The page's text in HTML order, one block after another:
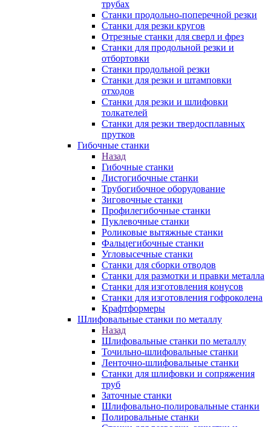
трубаx
Станки продольно-поперечной резки
Станки для резки кругов
Отрезные станки для сверл и фрез
Станки для продольной резки и
отбортовки
Станки продольной резки
Станки для резки и штамповки
отходов
Станки для резки и шлифовки
толкателей
Станки для резки твердосплавных
прутков
Гибочные станки
Назад
Гибочные станки
Листогибочные станки
Трубогибочное оборудование
Зиговочные станки
Профилегибочные станки
Пуклевочные станки
Роликовые вытяжные станки
Фальцегибочные станки
Угловысечные станки
Станки для сборки отводов
Станки для размотки и правки металла
Станки для изготовления конусов
Станки для изготовления гофроколена
Крафтформеры
Шлифовальные станки по металлу
Назад
Шлифовальные станки по металлу
Точильно-шлифовальные станки
Ленточно-шлифовальные станки
Станки для шлифовки и сопряжения
труб
Заточные станки
Шлифовально-полировальные станки
Полировальные станки